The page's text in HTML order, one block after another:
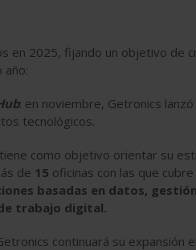
en 2025, fijando un objetivo de
año:
: en noviembre, Getronics lanzó
tecnológicos.
como objetivo orientar su
de 15 oficinas con las que
basadas en datos,
trabajo digital.
continuará su expansión